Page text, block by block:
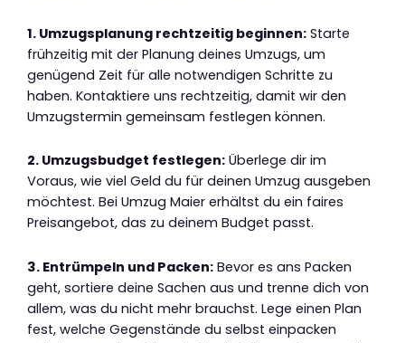
1. Umzugsplanung rechtzeitig beginnen: Starte
frühzeitig mit der Planung deines Umzugs, um
genügend Zeit für alle notwendigen Schritte zu
haben. Kontaktiere uns rechtzeitig, damit wir den
Umzugstermin gemeinsam festlegen können.
2. Umzugsbudget festlegen: Überlege dir im
Voraus, wie viel Geld du für deinen Umzug ausgeben
möchtest. Bei Umzug Maier erhältst du ein faires
Preisangebot, das zu deinem Budget passt.
3. Entrümpeln und Packen: Bevor es ans Packen
geht, sortiere deine Sachen aus und trenne dich von
allem, was du nicht mehr brauchst. Lege einen Plan
fest, welche Gegenstände du selbst einpacken